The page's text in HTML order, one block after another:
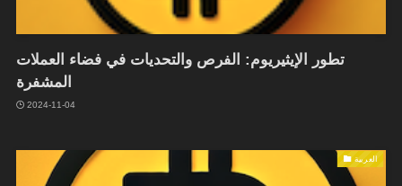
تطور الإيثيريوم: الفرص والتحديات في فضاء العملات
المشفرة
2024-11-04
العربية